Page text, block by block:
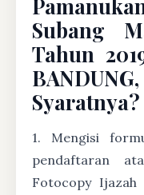
Subang
Tahun
Syaratnya?
1. Mengisi
pendaftaran
Fotocopy Ijazah